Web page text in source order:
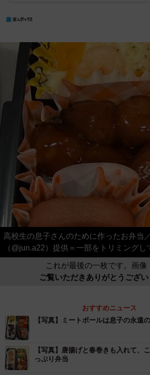
高校生の息子さんのために作ったお弁当
（@jun.a22）提供＝一部をトリミング
これが最後の一枚です。画像
ご覧いただきありがとうござい
おすすめニュース
【写真】ミートボールは息子の永遠
【写真】唐揚げと春巻きも入れて、
っぷり弁当